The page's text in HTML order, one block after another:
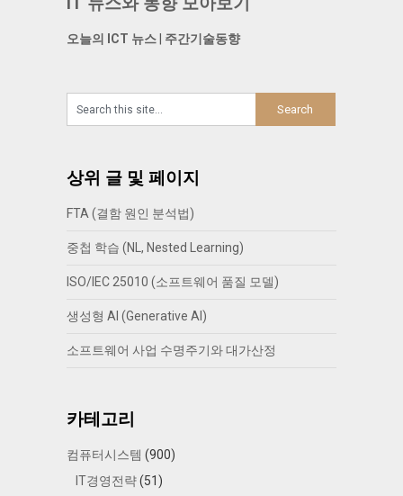
오늘의 ICT 뉴스| 주간기술동향
상위 글 및 페이지
FTA (결함 원인 분석법)
중첩 학습 (NL, Nested Learning)
ISO/IEC 25010 (소프트웨어 품질 모델)
생성형 AI (Generative AI)
소프트웨어 사업 수명주기와 대가산정
카테고리
컴퓨터시스템 (900)
IT경영전략(51)